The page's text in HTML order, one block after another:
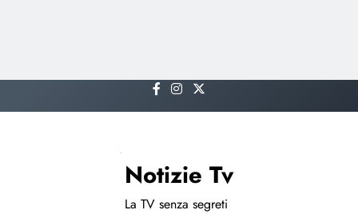
to
Notizie Tv
La TV senza segreti